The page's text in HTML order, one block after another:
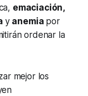
emaciación,
y anemia por
ordenar la
mejor los